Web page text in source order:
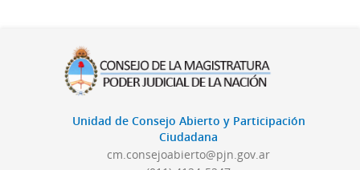
Unidad de Consejo Abierto y Participación
Ciudadana
cm.consejoabierto@pjn.gov.ar